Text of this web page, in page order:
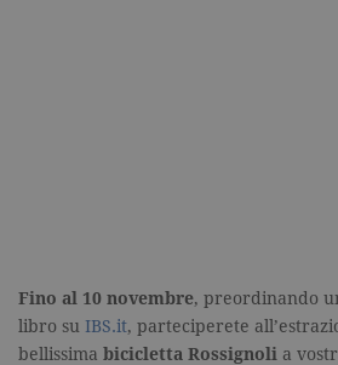
Fino al 10 novembre, preordinando
libro su IBS.it, parteciperete
bellissima bicicletta Rossignoli a